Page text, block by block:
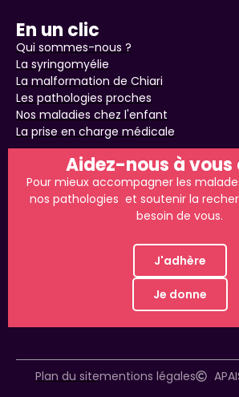
En un clic
Qui sommes-nous ?
La syringomyélie
La malformation de Chiari
Les pathologies proches
Nos maladies chez l'enfant
La prise en charge médicale
Aidez-nous à vous
Pour mieux accompagner les
nos pathologies et soutenir la
besoin de vous.
J'adhère
Je donne
Plan du sitementions légales